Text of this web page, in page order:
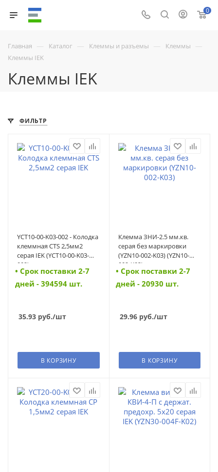
0
Главная — Каталог — Клеммы и разъемы — Клеммы —
Клеммы IEK
Клеммы IEK
ФИЛЬТР
YCT10-00-K03-002 - Колодка
клеммная CTS 2,5мм2
серая IEK (YCT10-00-K03-
002)
• Cрок поставки 2-7
дней - 394594 шт.
35.93 руб./шт
В КОРЗИНУ
Клемма ЗНИ-2.5 мм.кв.
серая без маркировки
(YZN10-002-K03) (YZN10-
002-K03)
• Cрок поставки 2-7
дней - 20930 шт.
29.96руб./шт
В КОРЗИНУ